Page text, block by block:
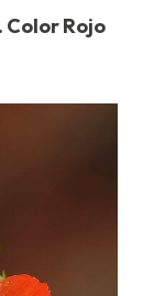
Rojo